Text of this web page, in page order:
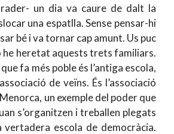
un dia va caure de dalt la
una espatlla. Sense pensar-hi
bé i va tornar cap amunt. Us puc
he heretat aquests trets familiars.
fa més poble és l’antiga escola,
de veïns. És l’associació
un exemple del poder que
s’organitzen i treballen plegats
vertadera escola de democràcia.